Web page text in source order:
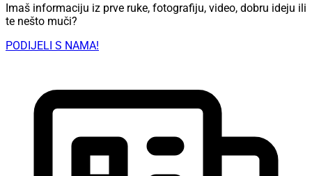
Imaš informaciju iz prve ruke, fotografiju, video, dobru ideju ili
te nešto muči?
PODIJELI S NAMA!